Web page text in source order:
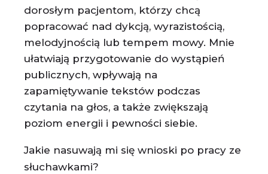
dorosłym pacjentom, którzy chcą
popracować nad dykcją, wyrazistością,
melodyjnością lub tempem mowy. Mnie
ułatwiają przygotowanie do wystąpień
publicznych, wpływają na
zapamiętywanie tekstów podczas
czytania na głos, a także zwiększają
poziom energii i pewności siebie.
Jakie nasuwają mi się wnioski po pracy ze
słuchawkami?